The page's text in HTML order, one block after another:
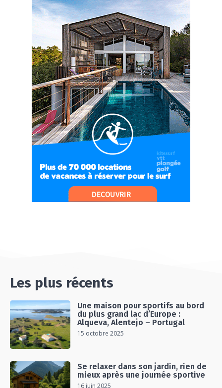
#EP7 VLOG : DE LA RAQUETTE EN PLEIN MILIEU
DU BEAUFORTAIN
04:09
#Ep8 VLOG : DÉCOUVERTE DU VERCORS ET DU
BASSIN GRENOBLOIS !
09:04
#Ep9 VLOG : UN SPORTIHOME CHEZ
SPORTIHOME !
07:21
#Ep10 VLOG : UN SEJOUR SPORTIF PROCHE DE
PARIS !
07:37
#Ep11 VLOG : SÉJOUR AU BORD DE LA SAÔNE
ET AU LAC D’AIGUEBELETTE
05:55
#Ep12 VLOG : ANNECY, ENTRE LAC ET
06:26
UN SÉJOUR SPORT & NATURE
07:19
Les plus récents
Une maison pour sportifs au bord
du plus grand lac d’Europe :
Alqueva, Alentejo – Portugal
15 octobre 2025
Se relaxer dans son jardin, rien de
mieux après une journée sportive
16 juin 2025